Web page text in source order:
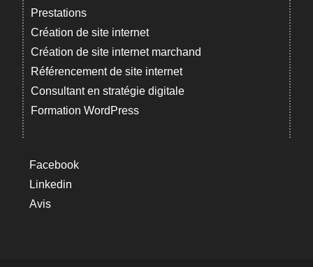
Prestations
Création de site internet
Création de site internet marchand
Référencement de site internet
Consultant en stratégie digitale
Formation WordPress
Facebook
Linkedin
Avis